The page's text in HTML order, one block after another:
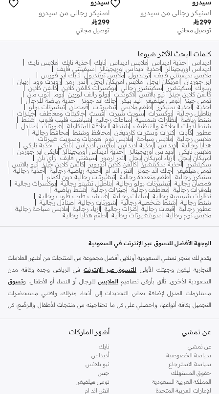
سيدرو
اسنيكر رجالي من سيدرو
299
توصيل مجاني
سيدرو
اسنيكر رجالي من سيدرو
299
توصيل مجاني
كلمات البحث الأكثر شيوعا
اديداس احذية اديداس ملابس اديداس نايك احذية نايك ملابس نايك
اديداس اوريجينالز
احذية اديداس اوريجينالز
سيفينتي فايف
ملابس سيفينتي فايف ترينديول ملابس ترينديول نايك اير فورس
اير جوردان
امريكان ايجل ملابس امريكان ايجل اندر ارمر روبرت وود
ريبان
ريبوك
سكيتشرز سكيتشرز رجالي بوكسرات كالفن كلاين كالفن كلاين
كالفن كلاين جينز نيو بالانس لاكوست بولو رالف لورين بوما
توب مان
تومي جينز تومي هيلفيغر تيد بيكر جاك اند جونز
أحذية رياضة للرجال
احذية
احذية سنيكرز أطقم ملابس تيشيرتات قمصان تيشيرتات بولو
بناطيل رجالية بوكسرات سويت شيرت فست جاكيتات ومعاطف جينزات
شنط رياضة نظارات شمسية ساعات رجاليه شباشب فليب فلوب
شنط
شنط أدوات الحلاقة والتنظيف
شنطة الحلاقة المتكاملة شورتات صنادل
عطور
كابات كنزات وسترات كارديغان محافظ وشنط
محافظ رجالية
ملابس رجالية ملابس سباحة ملابس نوم
هوديات وسويت شيرتات
هدايا رجالية أديداس أحذية أديداس ملابس أديداس نايكي أحذبة نايكي
ملابس نايكي أديداس أوريجينالز أحذية أديداس أوريجينالز
نايكي اير جوردن
أمريكان إيجل أزياء أمريكان إيجل أندر آرمور سيفنتي فايف راي بان
سكيتشرز
أحذية سكيتشرز كالفن كلاين اندروير كالفن كلاين جينز
نيو بالانس
تومي هيلفيغر
جاك اند جونز اتش اند ام أحذية رياضية رجالية أحذية رجالية
سنيكرز رجالية أطقم متعددة رجالية تيشيرتات رجالية دون أكمام
قمصان رجالية تيشيرتات بولو رجالية بناطيل تشينو رجالية بوكسرات رجالية
بلوفرات رجالية معاطف رجالية جينزات رجالية
شنط رياضية
نظارات شمسية رجالية
ساعات رجالية
شباشب فليب فلوب رجالية
شنط رجالية
شنط شخصية رجالية شورتات رجالية صنادل رجالية
عطور رجالية
قبعات رجالية كنزات رجالية أزياء رجالية ملابس سباحة رجالية
ملابس نوم رجالية
سويتشيرتات رجالية أطقم هدايا رجالية
الوجهة الأفضل للتسوق عبر الإنترنت في السعودية
يقدم لك متجر نمشي السعودية أونلاين أفضل مجموعة من المنتجات من أشهر العلامات
التجارية ليكون وجهتك الأولى للتسوق عبر الإنترنت في الرياض وجدة وكافة مدن
السعودية الأخرى. تألق بأرقى تصاميم الملابس للرجال أو النساء أو الأطفال، وتسوق
مستلزمات المنزل لإضافة بعض التجديدات إلى أنحاء منزلك، واقتني مستحضرات
التجميل بكافة أنواعها، واحصلي على كل ما تحتاجينه من منتجات الأطفال والرضّع، كل
أفضل العلامات التجارية في السعودية
يضم متجر نمشي السعودية أونلاين مجموعة ضخمة من المنتجات من أفضل العلامات
التجارية، بداية من الأزياء وحتى مستلزمات المنزل. ستجد لدينا كل ما ترغب به من
الملابس والأحذية والإكسسوارات وكافة احتياجاتك الأخرى من علامات رائدة مثل:
ديفاكتو ، و ديزل، وبيير كاردان تومي هيلفيغر، وريفر ايلاند
عن نمشي
عن نمشي
سياسة الخصوصية
سياسة الاسترجاع
حقوق المستهلك
المملكة العربية السعودية
الإمارات العربية المتحدة
أشهر الماركات
نايك
أديداس
نيو بالانس
جس
تومي هيلفيغر
اتش اند ام